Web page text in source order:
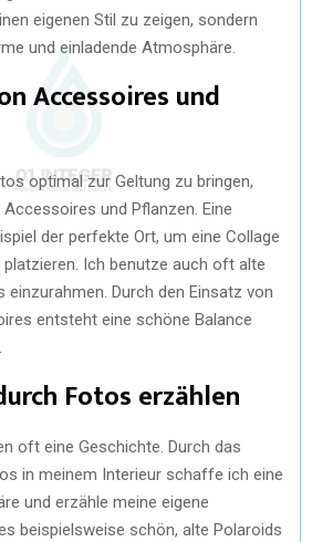
eigenen Stil zu zeigen, sondern
und einladende Atmosphäre.
Accessoires und
optimal zur Geltung zu bringen,
und Pflanzen. Eine
der perfekte Ort, um eine Collage
Ich benutze auch oft alte
einzurahmen. Durch den Einsatz von
entsteht eine schöne Balance
Fotos erzählen
oft eine Geschichte. Durch das
in meinem Interieur schaffe ich eine
und erzähle meine eigene
beispielsweise schön, alte Polaroids